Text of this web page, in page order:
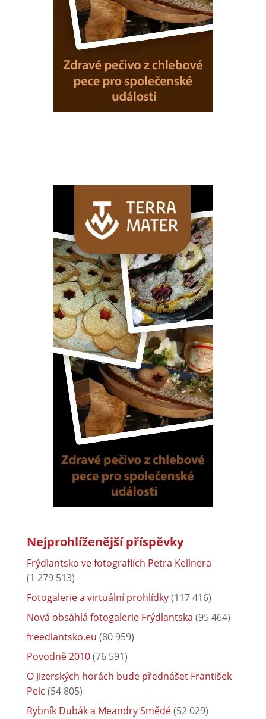
Nejprohlíženější příspěvky
Frýdlantsko ve fotografiích Petra Kellnera
(1 279 513)
Fotogalerie a virtuální prohlídky(117 416)
Nová obsáhlá fotogalerie Frýdlantska (95 464)
freedlantsko.eu (80 959)
Povodně 2010(76 591)
O Jizerských horách bude přednášet František
Pelc (54 805)
Rybník Dubák a Meandry Smědé(52 029)